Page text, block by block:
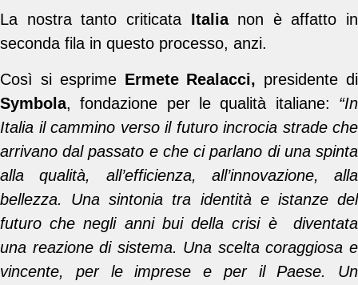
La nostra tanto criticata Italianon è affatto in
seconda fila in questo processo, anzi.
Così si esprime Ermete Realacci, presidente di
Symbola, fondazione per le qualità italiane: “In
Italia il cammino verso il futuro incrocia strade che
arrivano dal passato e che ci parlano di una spinta
alla qualità, all’efficienza, all’innovazione, alla
bellezza. Una sintonia tra identità e istanze del
futuro che negli anni bui della crisi è diventata
una reazione di sistema. Una scelta coraggiosa e
vincente, per le imprese e per il Paese. Un